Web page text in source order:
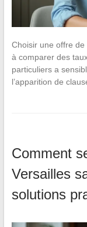
Choisir une offre
à comparer des
particuliers a
l’apparition de
Comment
Versailles
solutions